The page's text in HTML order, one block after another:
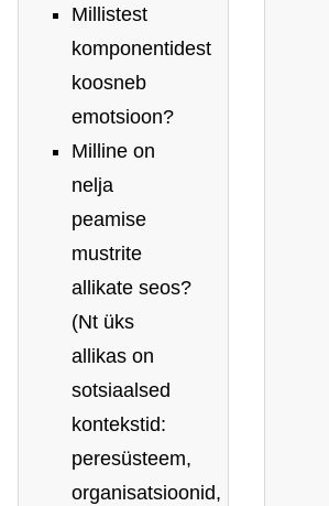
Millistest
komponentidest
koosneb
emotsioon?
Milline on
nelja
peamise
mustrite
allikate seos?
(Nt üks
allikas on
sotsiaalsed
kontekstid:
peresüsteem,
organisatsioonid,